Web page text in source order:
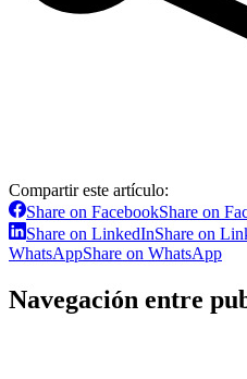
Compartir este artículo:
Share on FacebookShare on
Share on LinkedInShare on
WhatsAppShare on WhatsApp
Navegación entre